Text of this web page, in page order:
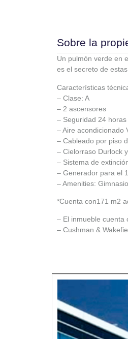
Sobre la
Un pulmón verde en
es el secreto de
Características
– Clase: A
– 2 ascensores
– Seguridad 24
– Aire acondicionado
– Cableado por piso
– Cielorraso Durlock
– Sistema de
– Generador para el
– Amenities:
*Cuenta con171 m2
– El inmueble cuenta
– Cushman &